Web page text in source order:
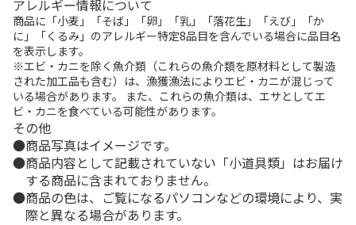
アレルギー情報について
商品に「小麦」「そば」「卵」「乳」「落花生」「えび」「か
に」「くるみ」のアレルギー特定8品目を含んでいる場合に品目名
を表示します。
※エビ・カニを除く魚介類（これらの魚介類を原材料として製造
された加工品も含む）は、漁獲漁法によりエビ・カニが混じって
いる場合があります。 また、これらの魚介類は、エサとしてエ
ビ・カニを食べている可能性があります。
その他
商品写真はイメージです。
商品内容として記載されていない「小道具類」はお届け
する商品に含まれておりません。
商品の色は、ご覧になるパソコンなどの環境により、実
際と異なる場合があります。